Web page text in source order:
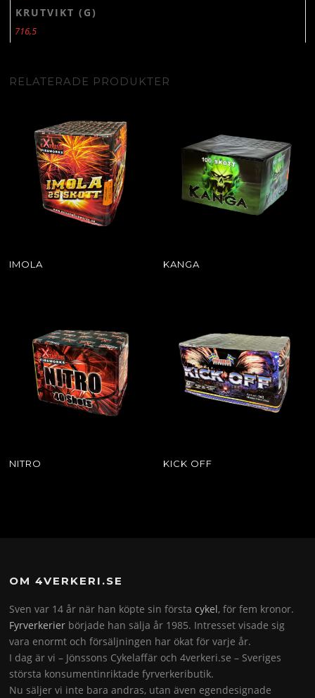
KRUTVIKT (G)
716,5
RELATERADE PRODUKTER
IMOLA KANGA
NITRO KICK OFF
OM 4VERKERI.SE
Sven var 14 år när han köpte sin förstacykel, för fem kronor.
Fyrverkerier började han sälja år 1985. Intresset visade sig
vara enormt och försäljningen har ökat för varje år.
I dag är vi – Jönssons Cykelaffär och 4verkeri.se – Sveriges
största konsumentinriktade fyrverkeributik.
Nu säljer vi inte bara andras, utan även egendesignade